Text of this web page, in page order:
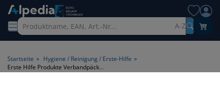
A-Z
Startseite » Hygiene / Reinigung / Erste-Hilfe »
Erste Hilfe Produkte Verbandpäckchen